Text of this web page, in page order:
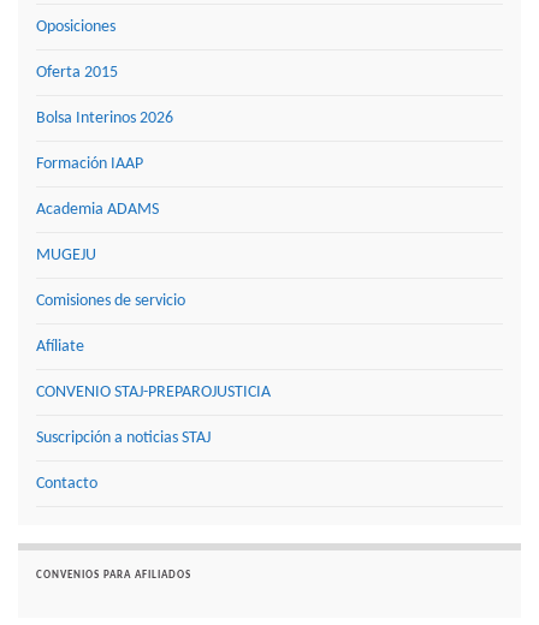
Oposiciones
Oferta 2015
Bolsa Interinos 2026
Formación IAAP
Academia ADAMS
MUGEJU
Comisiones de servicio
Afíliate
CONVENIO STAJ-PREPAROJUSTICIA
Suscripción a noticias STAJ
Contacto
CONVENIOS PARA AFILIADOS